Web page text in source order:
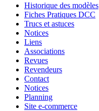
Historique des modèles
Fiches Pratiques DCC
Trucs et astuces
Notices
Liens
Associations
Revues
Revendeurs
Contact
Notices
Planning
Site e-commerce